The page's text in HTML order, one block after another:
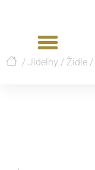
/ Jídelny / Židle /